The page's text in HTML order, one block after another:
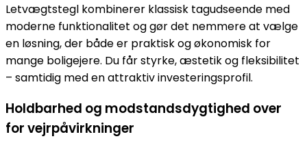
Letvægtstegl kombinerer klassisk tagudseende med
moderne funktionalitet og gør det nemmere at vælge
en løsning, der både er praktisk og økonomisk for
mange boligejere. Du får styrke, æstetik og fleksibilitet
– samtidig med en attraktiv investeringsprofil.
Holdbarhed og modstandsdygtighed over
for vejrpåvirkninger